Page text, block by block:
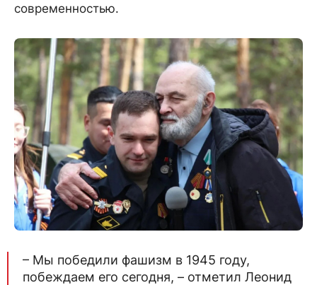
современностью.
– Мы победили фашизм в 1945 году,
побеждаем его сегодня, – отметил Леонид